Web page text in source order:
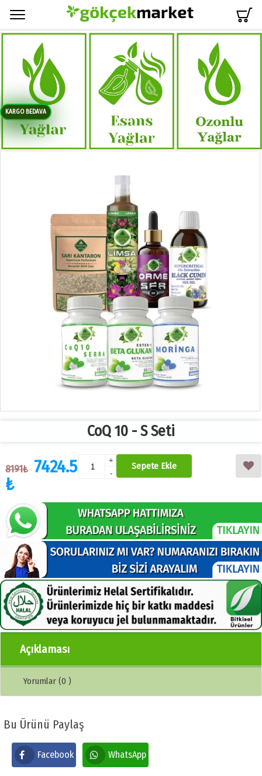
KARGO BEDAVA
CoQ 10 - S Seti
8191₺ 7424.5
₺
+
-
Sepete Ekle
Açıklaması
Yorumlar (0 )
Bu Ürünü Paylaş
Facebook WhatsApp